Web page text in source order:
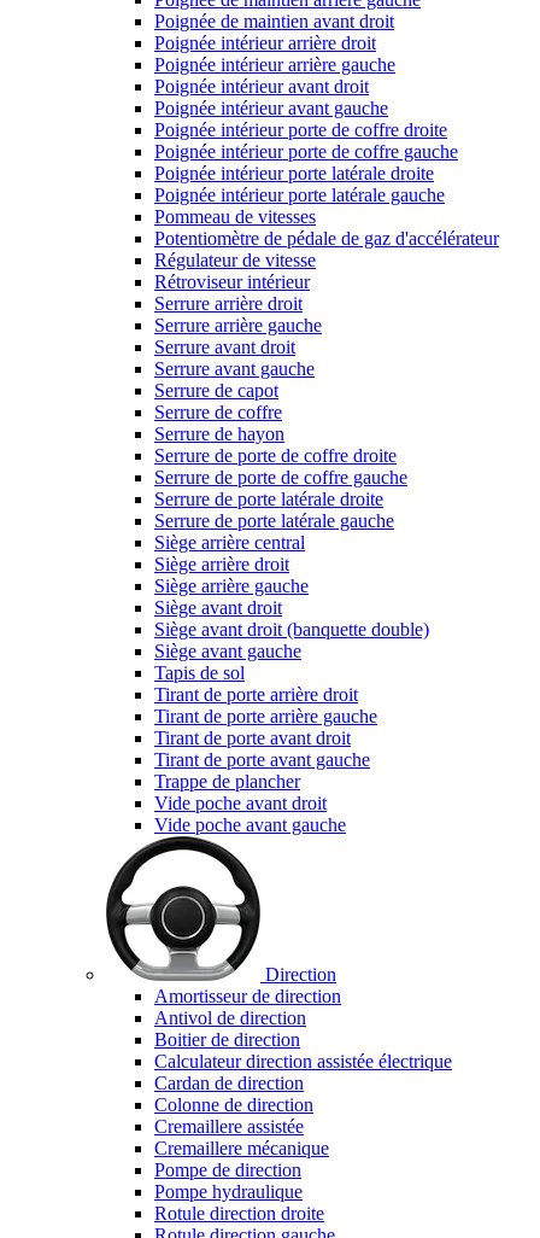
Poignée de maintien avant droit
Poignée intérieur arrière droit
Poignée intérieur arrière gauche
Poignée intérieur avant droit
Poignée intérieur avant gauche
Poignée intérieur porte de coffre droite
Poignée intérieur porte de coffre gauche
Poignée intérieur porte latérale droite
Poignée intérieur porte latérale gauche
Pommeau de vitesses
Potentiomètre de pédale de gaz d'accélérateur
Régulateur de vitesse
Rétroviseur intérieur
Serrure arrière droit
Serrure arrière gauche
Serrure avant droit
Serrure avant gauche
Serrure de capot
Serrure de coffre
Serrure de hayon
Serrure de porte de coffre droite
Serrure de porte de coffre gauche
Serrure de porte latérale droite
Serrure de porte latérale gauche
Siège arrière central
Siège arrière droit
Siège arrière gauche
Siège avant droit
Siège avant droit (banquette double)
Siège avant gauche
Tapis de sol
Tirant de porte arrière droit
Tirant de porte arrière gauche
Tirant de porte avant droit
Tirant de porte avant gauche
Trappe de plancher
Vide poche avant droit
Vide poche avant gauche
Direction
Amortisseur de direction
Antivol de direction
Boitier de direction
Calculateur direction assistée électrique
Cardan de direction
Colonne de direction
Cremaillere assistée
Cremaillere mécanique
Pompe de direction
Pompe hydraulique
Rotule direction droite